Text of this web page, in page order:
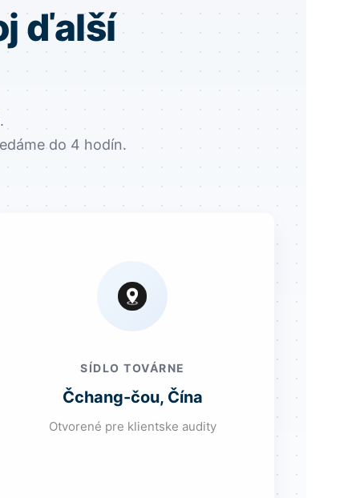
ďalší
do 4 hodín.
SÍDLO TOVÁRNE
Čchang-čou, Čína
Otvorené pre klientske audity